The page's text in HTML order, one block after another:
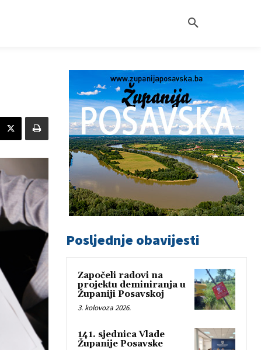
Posljednje obavijesti
Započeli radovi na
projektu deminiranja u
Županiji Posavskoj
3. kolovoza 2026.
141. sjednica Vlade
Županije Posavske